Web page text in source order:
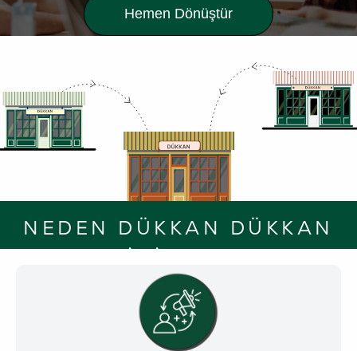
Hemen Dönüştür
NEDEN DÜKKAN DÜKKAN